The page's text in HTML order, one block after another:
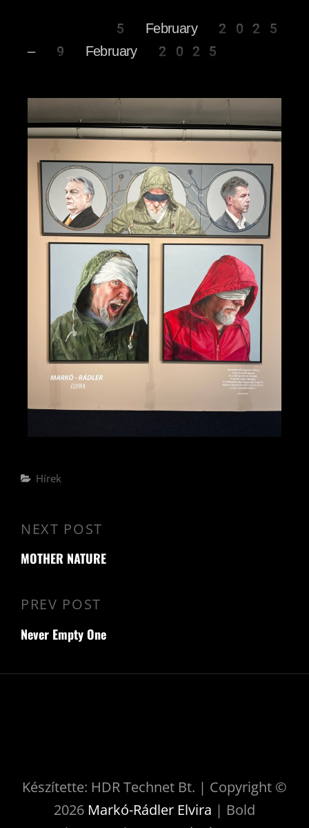
5 February 2025
– 9 February 2025
Hírek
PREV POST
Never Empty One
NEXT POST
MOTHER NATURE
Készítette: HDR Technet Bt. | Copyright ©
2026 Markó-Rádler Elvira | Bold